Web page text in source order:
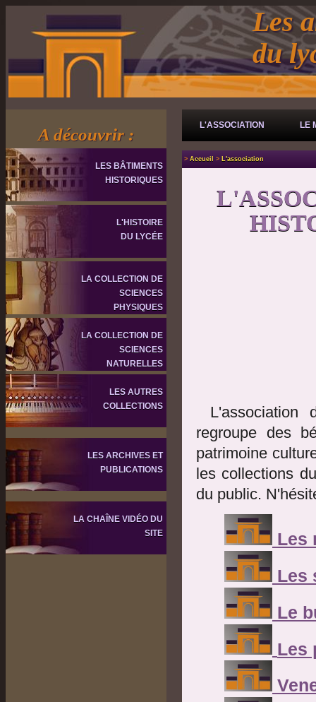
Les
du
A découvrir :
LES BÂTIMENTS
HISTORIQUES
L'HISTOIRE
DU LYCÉE
LA COLLECTION DE
SCIENCES
PHYSIQUES
LA COLLECTION DE
SCIENCES
NATURELLES
LES AUTRES
COLLECTIONS
LES ARCHIVES ET
PUBLICATIONS
LA CHAÎNE VIDÉO DU
SITE
L'ASSOCIATION LE
> Accueil > L'association
regroupe des
patrimoine
les collections
du public.
Les
Les
Le
Les